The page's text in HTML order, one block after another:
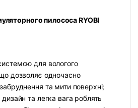
пилососа RYOBI
для вологого
дозволяє одночасно
та мити поверхні;
та легка вага роблять